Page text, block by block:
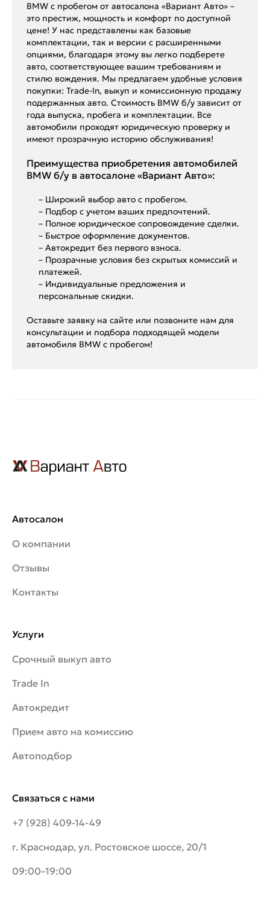
BMW с пробегом от автосалона «Вариант Авто» –
это престиж, мощность и комфорт по доступной
цене! У нас представлены как базовые
комплектации, так и версии с расширенными
опциями, благодаря этому вы легко подберете
авто, соответствующее вашим требованиям и
стилю вождения. Мы предлагаем удобные условия
покупки: Trade-In, выкуп и комиссионную продажу
подержанных авто. Стоимость BMW б/у зависит от
года выпуска, пробега и комплектации. Все
автомобили проходят юридическую проверку и
имеют прозрачную историю обслуживания!
Преимущества приобретения автомобилей
BMW б/у в автосалоне «Вариант Авто»:
– Широкий выбор авто с пробегом.
– Подбор с учетом ваших предпочтений.
– Полное юридическое сопровождение сделки.
– Быстрое оформление документов.
– Автокредит без первого взноса.
– Прозрачные условия без скрытых комиссий и
платежей.
– Индивидуальные предложения и
персональные скидки.
Оставьте заявку на сайте или позвоните нам для
консультации и подбора подходящей модели
автомобиля BMW с пробегом!
Автосалон
О компании
Отзывы
Контакты
Связаться с нами
+7 (928) 409-14-49
г. Краснодар, ул. Ростовское шоссе, 20/1
09:00–19:00
Услуги
Срочный выкуп авто
Trade In
Автокредит
Прием авто на комиссию
Автоподбор